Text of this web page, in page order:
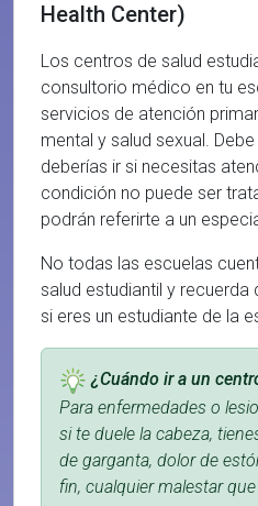
Health Center)
Los centros de salud
consultorio médico en tu
servicios de atención
mental y salud sexual.
deberías ir si necesitas
condición no puede ser
podrán referirte a un
No todas las escuelas
salud estudiantil y
si eres un estudiante de la
¿Cuándo ir a un
Para enfermedades o
si te duele la cabeza,
de garganta, dolor de
fin, cualquier malestar